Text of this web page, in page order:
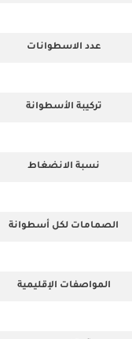
عدد الاسطوانات
تركيبة الأسطوانة
نسبة الانضغاط
الصمامات لكل أسطوانة
المواصفات الإقليمية